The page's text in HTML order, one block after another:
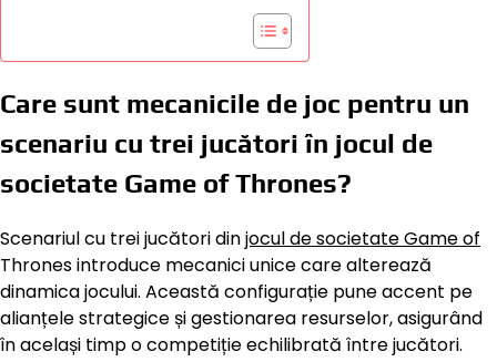
Care sunt mecanicile de joc pentru un
scenariu cu trei jucători în jocul de
societate Game of Thrones?
Scenariul cu trei jucători dinjocul de societate Game of
Thrones introduce mecanici unice care alterează
dinamica jocului. Această configurație pune accent pe
alianțele strategice și gestionarea resurselor, asigurând
în același timp o competiție echilibrată între jucători.